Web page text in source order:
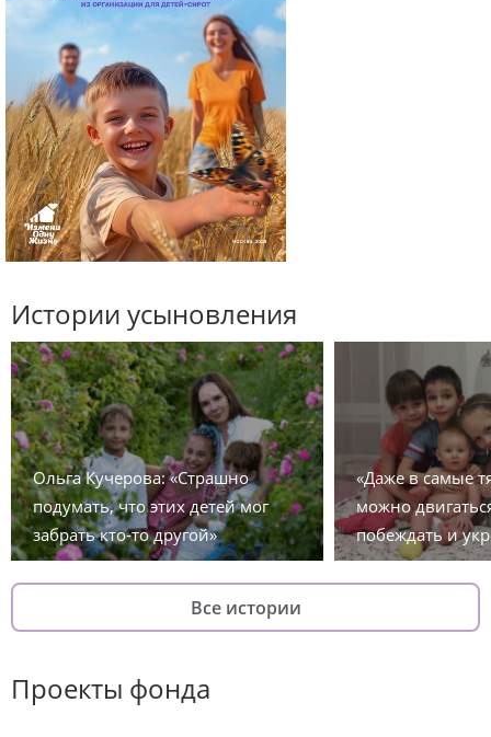
Истории усыновления
Ольга Кучерова: «Страшно
подумать, что этих детей мог
забрать кто-то другой»
«Даже в самые
можно
побеждать и
Все истории
Проекты фонда